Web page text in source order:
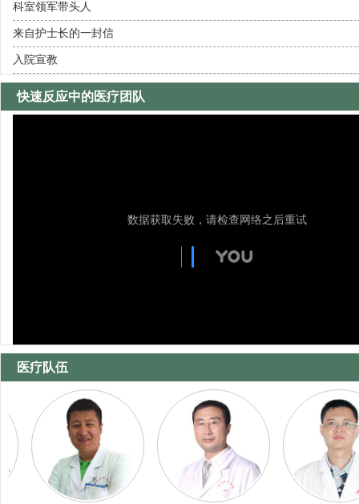
科室领军带头人
来自护士长的一封信
入院宣教
快速反应中的医疗团队
医疗队伍